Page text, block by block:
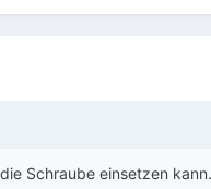
Schraube einsetzen kann.